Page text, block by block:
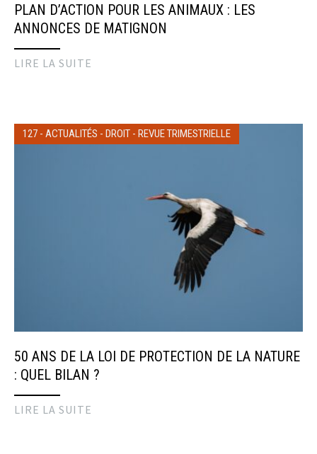
PLAN D’ACTION POUR LES ANIMAUX : LES
ANNONCES DE MATIGNON
LIRE LA SUITE
127 - ACTUALITÉS - DROIT - REVUE TRIMESTRIELLE
50 ANS DE LA LOI DE PROTECTION DE LA NATURE
: QUEL BILAN ?
LIRE LA SUITE